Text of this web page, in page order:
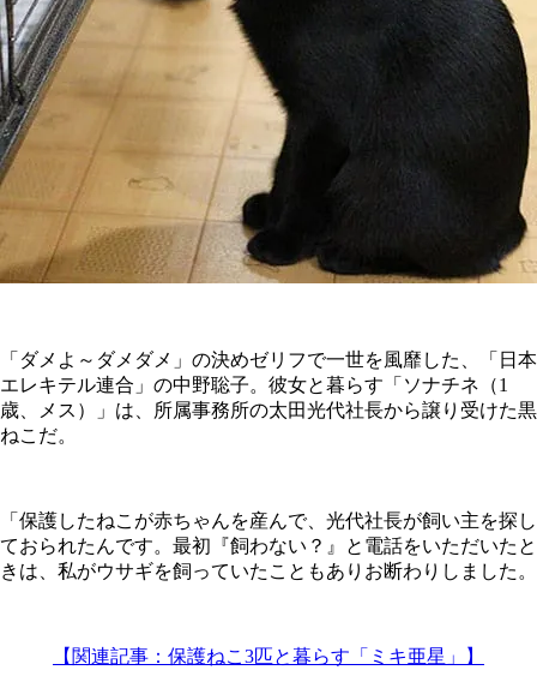
「ダメよ～ダメダメ」の決めゼリフで一世を風靡した、「日本
エレキテル連合」の中野聡子。彼女と暮らす「ソナチネ（1
歳、メス）」は、所属事務所の太田光代社長から譲り受けた黒
ねこだ。
「保護したねこが赤ちゃんを産んで、光代社長が飼い主を探し
ておられたんです。最初『飼わない？』と電話をいただいたと
きは、私がウサギを飼っていたこともありお断わりしました。
【関連記事：保護ねこ3匹と暮らす「ミキ亜星」】